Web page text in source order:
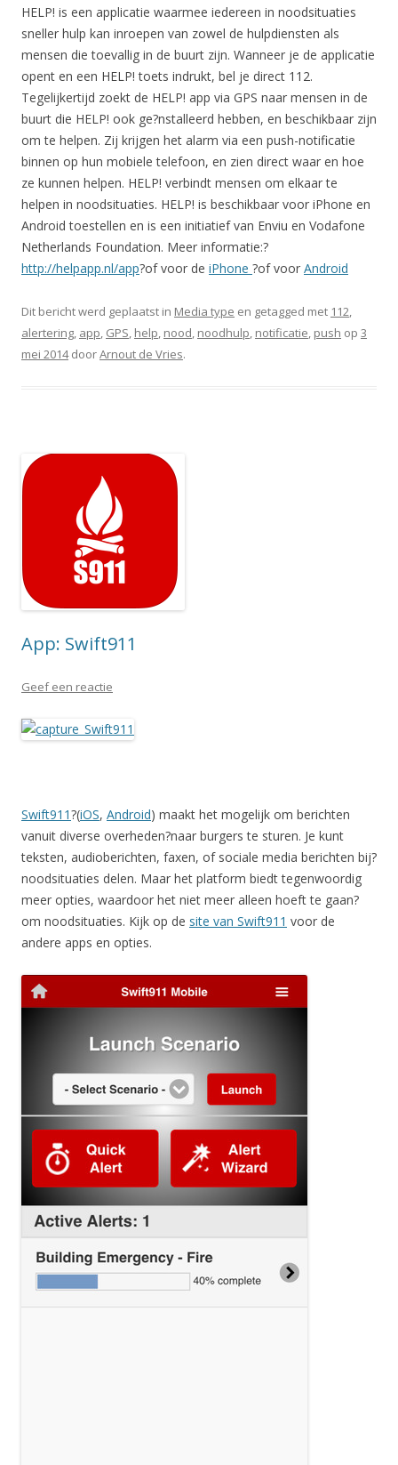
HELP! is een applicatie waarmee iedereen in noodsituaties
sneller hulp kan inroepen van zowel de hulpdiensten als
mensen die toevallig in de buurt zijn. Wanneer je de applicatie
opent en een HELP! toets indrukt, bel je direct 112.
Tegelijkertijd zoekt de HELP! app via GPS naar mensen in de
buurt die HELP! ook ge?nstalleerd hebben, en beschikbaar zijn
om te helpen. Zij krijgen het alarm via een push-notificatie
binnen op hun mobiele telefoon, en zien direct waar en hoe
ze kunnen helpen. HELP! verbindt mensen om elkaar te
helpen in noodsituaties. HELP! is beschikbaar voor iPhone en
Android toestellen en is een initiatief van Enviu en Vodafone
Netherlands Foundation. Meer informatie:?
http://helpapp.nl/app?of voor de iPhone ?of voor Android
Dit bericht werd geplaatst in Media type en getagged met 112,
alertering, app, GPS, help, nood, noodhulp, notificatie, push op 3
mei 2014doorArnout de Vries.
App: Swift911
Geef een reactie
Swift911?(iOS, Android) maakt het mogelijk om berichten
vanuit diverse overheden?naar burgers te sturen. Je kunt
teksten, audioberichten, faxen, of sociale media berichten bij?
noodsituaties delen. Maar het platform biedt tegenwoordig
meer opties, waardoor het niet meer alleen hoeft te gaan?
om noodsituaties. Kijk op de site van Swift911 voor de
andere apps en opties.